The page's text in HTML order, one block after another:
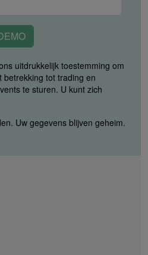
uitdrukkelijk toestemming om
betrekking tot trading en
te sturen. U kunt zich
Uw gegevens blijven geheim.